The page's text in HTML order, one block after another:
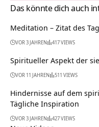
Das könnte dich auch
Meditation – Zitat des
VOR 3 JAHREN 417 VIEWS
Spiritueller Aspekt der
VOR 11 JAHREN 511 VIEWS
Hindernisse auf dem
Tägliche Inspiration
VOR 3 JAHREN 427 VIEWS